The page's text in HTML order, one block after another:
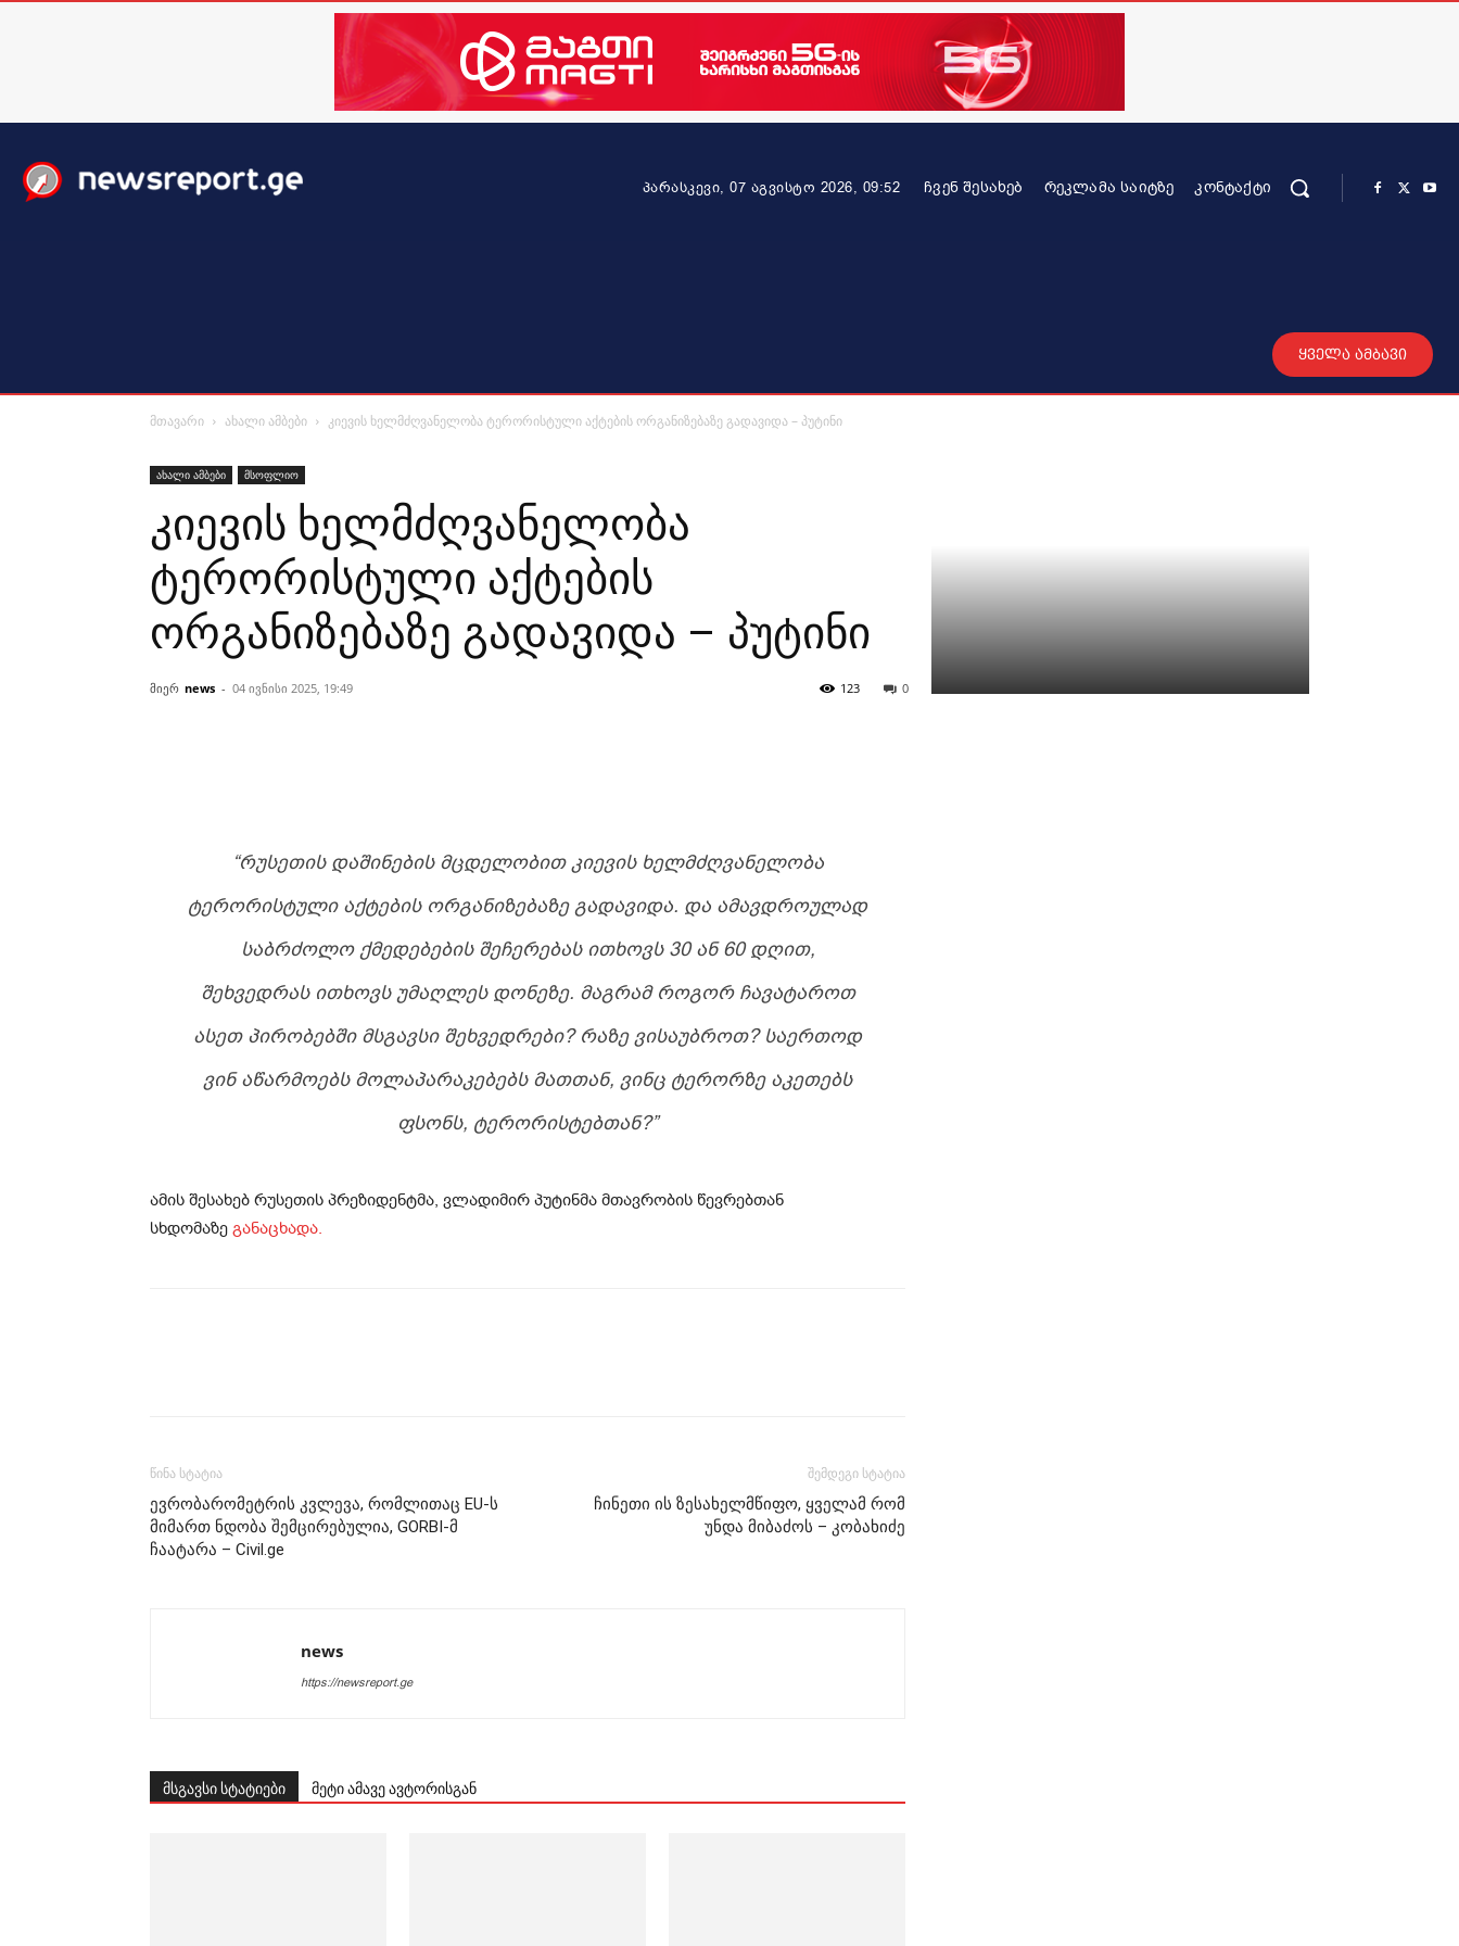
პარასკევი, 07 აგვისტო 2026, 09:52 ᲩᲕᲔᲜ ᲨᲔᲡᲐᲮᲔᲑ ᲠᲔᲙᲚᲐᲛᲐ ᲡᲐᲘᲢᲖᲔ ᲙᲝᲜᲢᲐᲥᲢᲘ
ყველა ამბავი
მთავარი ახალი ამბები კიევის ხელმძღვანელობა ტერორისტული აქტების ორგანიზებაზე გადავიდა – პუტინი
ახალი ამბები მსოფლიო
კიევის ხელმძღვანელობა
ტერორისტული აქტების
ორგანიზებაზე გადავიდა – პუტინი
მიერ news - 04 ივნისი 2025, 19:49 0
123
“ᲠᲣᲡᲔᲗᲘᲡ ᲓᲐᲨᲘᲜᲔᲑᲘᲡ ᲛᲪᲓᲔᲚᲝᲑᲘᲗ ᲙᲘᲔᲕᲘᲡ ᲮᲔᲚᲛᲫᲦᲕᲐᲜᲔᲚᲝᲑᲐ
ᲢᲔᲠᲝᲠᲘᲡᲢᲣᲚᲘ ᲐᲥᲢᲔᲑᲘᲡ ᲝᲠᲒᲐᲜᲘᲖᲔᲑᲐᲖᲔ ᲒᲐᲓᲐᲕᲘᲓᲐ. ᲓᲐ ᲐᲛᲐᲕᲓᲠᲝᲣᲚᲐᲓ
ᲡᲐᲑᲠᲫᲝᲚᲝ ᲥᲛᲔᲓᲔᲑᲔᲑᲘᲡ ᲨᲔᲩᲔᲠᲔᲑᲐᲡ ᲘᲗᲮᲝᲕᲡ 30 ᲐᲜ 60 ᲓᲦᲘᲗ,
ᲨᲔᲮᲕᲔᲓᲠᲐᲡ ᲘᲗᲮᲝᲕᲡ ᲣᲛᲐᲦᲚᲔᲡ ᲓᲝᲜᲔᲖᲔ. ᲛᲐᲒᲠᲐᲛ ᲠᲝᲒᲝᲠ ᲩᲐᲕᲐᲢᲐᲠᲝᲗ
ᲐᲡᲔᲗ ᲞᲘᲠᲝᲑᲔᲑᲨᲘ ᲛᲡᲒᲐᲕᲡᲘ ᲨᲔᲮᲕᲔᲓᲠᲔᲑᲘ? ᲠᲐᲖᲔ ᲕᲘᲡᲐᲣᲑᲠᲝᲗ? ᲡᲐᲔᲠᲗᲝᲓ
ᲕᲘᲜ ᲐᲬᲐᲠᲛᲝᲔᲑᲡ ᲛᲝᲚᲐᲞᲐᲠᲐᲙᲔᲑᲔᲑᲡ ᲛᲐᲗᲗᲐᲜ, ᲕᲘᲜᲪ ᲢᲔᲠᲝᲠᲖᲔ ᲐᲙᲔᲗᲔᲑᲡ
ᲤᲡᲝᲜᲡ, ᲢᲔᲠᲝᲠᲘᲡᲢᲔᲑᲗᲐᲜ?”
ამის შესახებ რუსეთის პრეზიდენტმა, ვლადიმირ პუტინმა მთავრობის წევრებთან
სხდომაზე განაცხადა.
წინა სტატია
ევრობარომეტრის კვლევა, რომლითაც EU-ს
მიმართ ნდობა შემცირებულია, GORBI-მ
ჩაატარა – Civil.ge
შემდეგი სტატია
ჩინეთი ის ზესახელმწიფო, ყველამ რომ
უნდა მიბაძოს – კობახიძე
news
https://newsreport.ge
მსგავსი სტატიები მეტი ამავე ავტორისგან